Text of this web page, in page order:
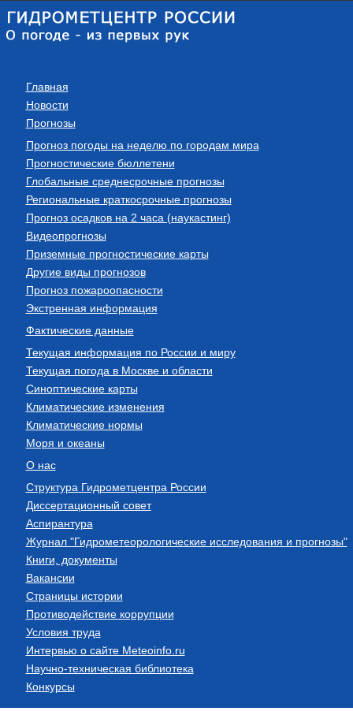
Главная
Новости
Прогнозы
Прогноз погоды на неделю по городам мира
Прогностические бюллетени
Глобальные среднесрочные прогнозы
Региональные краткосрочные прогнозы
Прогноз осадков на 2 часа (наукастинг)
Видеопрогнозы
Приземные прогностические карты
Другие виды прогнозов
Прогноз пожароопасности
Экстренная информация
Фактические данные
Текущая информация по России и миру
Текущая погода в Москве и области
Синоптические карты
Климатические изменения
Климатические нормы
Моря и океаны
О нас
Структура Гидрометцентра России
Диссертационный совет
Аспирантура
Журнал "Гидрометеорологические исследования и прогнозы"
Книги, документы
Вакансии
Страницы истории
Противодействие коррупции
Условия труда
Интервью о сайте Meteoinfo.ru
Научно-техническая библиотека
Конкурсы